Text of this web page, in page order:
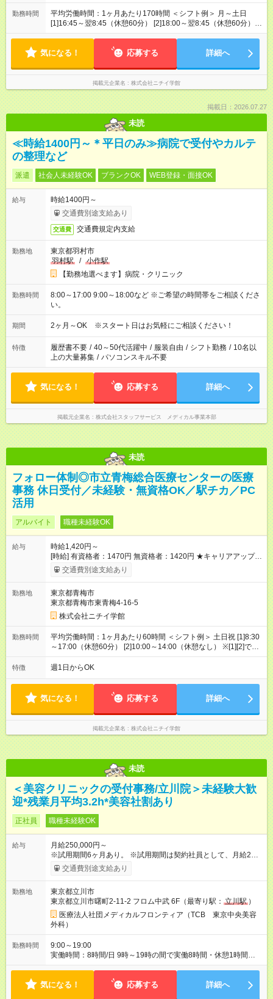
勤務時間
平均労働時間：1ヶ月あたり170時間 ＜シフト例＞ 月～土日
[1]16:45～翌8:45（休憩60分） [2]18:00～翌8:45（休憩60分）
[3]16:45～22:00（休憩なし） 土日祝 [4]8:30～17:00 （休憩60
均労働時間：1ヶ月あたり170時間 ＜シフト例＞ 月～土日
[3]16:45～22:00（休憩なし） 土日祝 [4]8:30～17:00 （休憩60
分） ※[1]～[4]でシフト勤務 ※すべての時間帯で勤務できる方
気になる！ 応募する 詳細へ
掲載元企業名 株式会社ニチイ学館
掲載日：2026.07.27
未読
≪時給1400円～＊平日のみ≫病院で受付やカルテ
の整理など
派遣 社会人未経験OK ブランクOK WEB登録・面接OK
給与
時給1400円～
交通費別途支給あり
交通費 交通費規定内支給
勤務地
東京都羽村市
羽村駅
/ 小作駅
【勤務地選べます】病院・クリニック
勤務時間
8:00～17:00 9:00～18:00など ※ご希望の時間帯をご相談くださ
い。
期間 2ヶ月～OK ※スタート日はお気軽にご相談ください！
特徴 履歴書不要 / 40～50代活躍中 / 服装自由 / シフト勤務 / 10名以
上の大量募集 / パソコンスキル不要
気になる！ 応募する 詳細へ
掲載元企業名 株式会社スタッフサービス メディカル事業本部
未読
フォロー体制◎市立青梅総合医療センターの医療
事務 休日受付／未経験・無資格OK／駅チカ／PC
活用
アルバイト 職種未経験OK
給与
時給1,420円～
[時給] 有資格者：1470円 無資格者：1420円 ★キャリアアップ制
度あり 進級により給与がアップします！ 【試用期間】試用期間
あり 試用期間の長さ：3ヶ月 雇用形態、給与は本採用時と同じ
交通費別途支給あり
勤務地
東京都青梅市
東京都青梅市東青梅4-16-5
株式会社ニチイ学館
勤務時間
平均労働時間：1ヶ月あたり60時間 ＜シフト例＞ 土日祝 [1]8:30
～17:00（休憩60分） [2]10:00～14:00（休憩なし） ※[1][2]でシ
フト勤務 ※所定労働時間 60時間／月 ※勤務日数応相談 平均労働
時間：1ヶ月あたり60時間 ＜シフト例＞ 土日祝 [1]8:30～
ト勤務 ※所定労働時間 60時間／月 ※勤務日数応相談
特徴 週1日からOK
気になる！ 応募する 詳細へ
掲載元企業名 株式会社ニチイ学館
未読
＜美容クリニックの受付事務/立川院＞未経験大歓
迎*残業月平均3.2h*美容社割あり
正社員 職種未経験OK
給与
月給250,000円～
※試用期間6ヶ月あり。 ※試用期間は契約社員として、月給22万
円＋各種手当となります。 ※想定年収には賞与+インセンティブ
を含みます。 ◆残業手当は1分単位で全額支給 【試用期間】試用
時と異なる部分があります。 雇用形態：中途採用（契約社員）
給与：月給 220,000円以上
交通費別途支給あり
勤務地
東京都立川市
東京都立川市曙町2-11-2 フロム中武 6F（最寄り駅： 立川駅 ）
医療法人社団メディカルフロンティア（TCB 東京中央美容
外科）
勤務時間
9:00～19:00
実働時間：8時間/日 9時～19時の間で実働8時間・休憩1時間
（クリニックにより9:00~18:00or10:00~19:00勤務） 【残業ほ
ィナーの予定を入れたり、お買い物、ピラティスのレッスンな
気になる！ 応募する 詳細へ